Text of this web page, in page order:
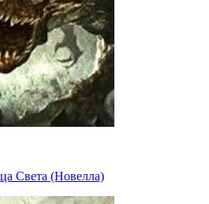
Света (Новелла)